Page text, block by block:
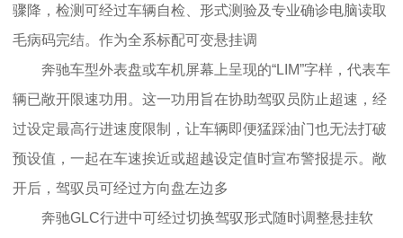
骤降，检测可经过车辆自检、形式测验及专业确诊电脑读取
毛病码完结。作为全系标配可变悬挂调
奔驰车型外表盘或车机屏幕上呈现的“LIM”字样，代表车
辆已敞开限速功用。这一功用旨在协助驾驭员防止超速，经
过设定最高行进速度限制，让车辆即便猛踩油门也无法打破
预设值，一起在车速挨近或超越设定值时宣布警报提示。敞
开后，驾驭员可经过方向盘左边多
奔驰GLC行进中可经过切换驾驭形式随时调整悬挂软